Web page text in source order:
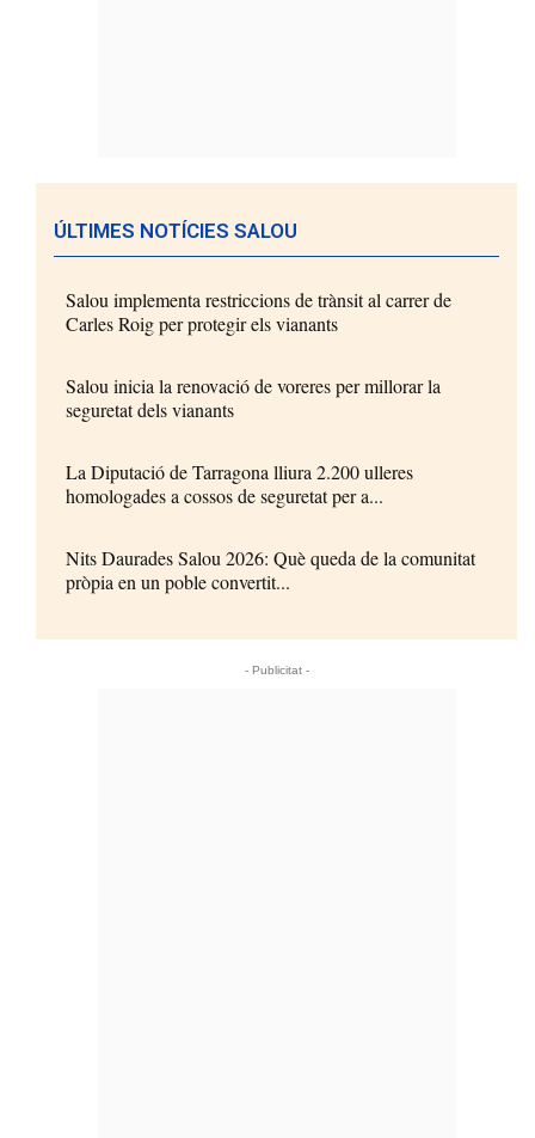
ÚLTIMES NOTÍCIES SALOU
Salou implementa restriccions de trànsit al carrer de
Carles Roig per protegir els vianants
Salou inicia la renovació de voreres per millorar la
seguretat dels vianants
La Diputació de Tarragona lliura 2.200 ulleres
homologades a cossos de seguretat per a...
Nits Daurades Salou 2026: Què queda de la comunitat
pròpia en un poble convertit...
- Publicitat -